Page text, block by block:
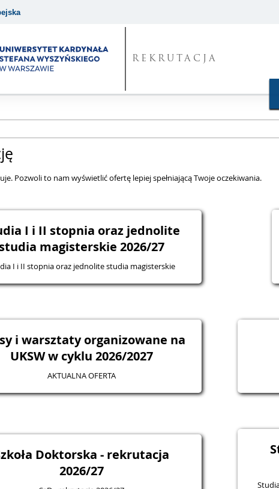
REKRUTACJA
Pozwoli to nam wyświetlić ofertę lepiej spełniającą Twoje oczekiwania.
I i II stopnia oraz jednolite
studia magisterskie 2026/27
I i II stopnia oraz jednolite studia magisterskie
i warsztaty organizowane na
UKSW w cyklu 2026/2027
AKTUALNA OFERTA
Doktorska - rekrutacja
2026/27